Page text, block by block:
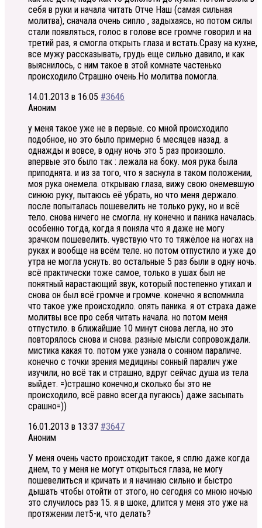
себя в руки и начала читать Отче Наш (самая сильная
молитва), сначала очень сипло , задыхаясь, но потом силы
стали появляться, голос в голове все громче говорил и на
третий раз, я смогла открыть глаза и встать.Сразу на кухне,
все мужу рассказывать, грудь еще сильно давило, и как
выяснилось, с ним такое в этой комнате частенько
происходило.Страшно очень.Но молитва помогла.
14.01.2013 в 16:05 #3646
Аноним
у меня такое уже не в первые. со мной происходило
подобное, но это было примерно 6 месяцев назад. а
однажды и вовсе, в одну ночь это 5 раз произошло.
впервые это было так : лежала на боку. моя рука была
приподнята. и из за того, что я заснула в таком положении,
моя рука онемела. открываю глаза, вижу свою онемевшую
синюю руку, пытаюсь её убрать, но что меня держало.
после попыталась пошевелить не только руку, но и всё
тело. снова ничего не смогла. ну конечно и паника началась.
особенно тогда, когда я поняла что я даже не могу
зрачком пошевелить. чувствую что то тяжёлое на ногах на
руках и вообще на всём теле. но потом отпустило и уже до
утра не могла уснуть. во остальные 5 раз были в одну ночь.
всё практически тоже самое, только в ушах был не
понятный нарастающий звук, который постепенно утихал и
снова он был всё громче и громче. конечно я вспомнила
что такое уже происходило. опять паника. я от страха даже
молитвы все про себя читать начала. но потом меня
отпустило. в ближайшие 10 минут снова легла, но это
повторялось снова и снова. разные мысли сопровождали.
мистика какая то. потом уже узнала о сонном параличе.
конечно с точки зрения медицины сонный паралич уже
изучили, но всё так и страшно, вдруг сейчас душа из тела
выйдет. =)страшно конечно,и сколько бы это не
происходило, всё равно всегда пугаюсь) даже засыпать
срашно=))
16.01.2013 в 13:37 #3647
Аноним
У меня очень часто происходит такое, я сплю даже когда
днем, то у меня не могут открыться глаза, не могу
пошевелиться и кричать и я начинаю сильно и быстро
дышать чтобы отойти от этого, но сегодня со мною ночью
это случилось раз 15. я в шоке, длится у меня это уже на
протяжении лет5-и, что делать?